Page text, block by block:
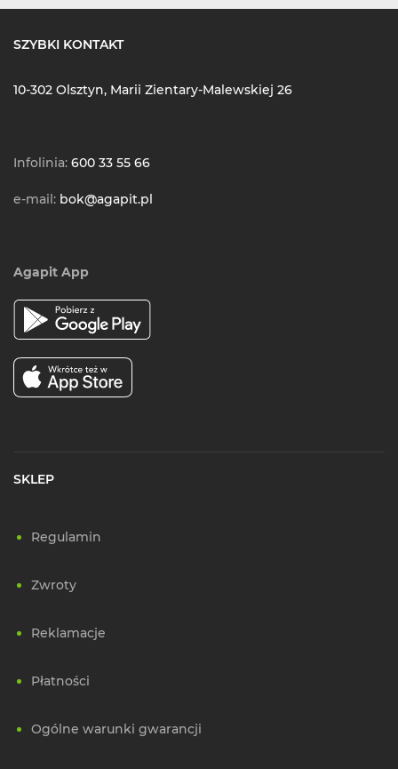
SZYBKI KONTAKT
10-302 Olsztyn, Marii Zientary-Malewskiej 26
Infolinia: 600 33 55 66
e-mail: bok@agapit.pl
Agapit App
SKLEP
Regulamin
Zwroty
Reklamacje
Płatności
Ogólne warunki gwarancji